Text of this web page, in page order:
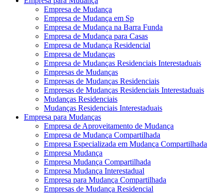
Empresa de Mudança
Empresa de Mudança em Sp
Empresa de Mudança na Barra Funda
Empresa de Mudança para Casas
Empresa de Mudança Residencial
Empresa de Mudanças
Empresa de Mudanças Residenciais Interestaduais
Empresas de Mudanças
Empresas de Mudanças Residenciais
Empresas de Mudanças Residenciais Interestaduais
Mudanças Residenciais
Mudanças Residenciais Interestaduais
Empresa para Mudanças
Empresa de Aproveitamento de Mudança
Empresa de Mudança Compartilhada
Empresa Especializada em Mudança Compartilhada
Empresa Mudança
Empresa Mudança Compartilhada
Empresa Mudança Interestadual
Empresa para Mudança Compartilhada
Empresas de Mudança Residencial